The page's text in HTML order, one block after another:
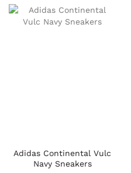
Adidas Continental Vulc
Navy Sneakers